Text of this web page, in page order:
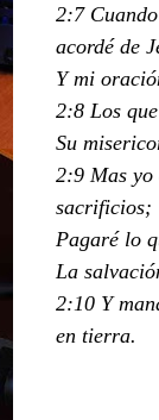
2:7
acordé de
Y mi
2:8 Los
Su
2:9 Mas yo
sacrificios;
Pagaré lo
La
2:10 Y
en tierra.